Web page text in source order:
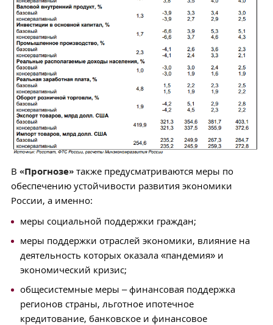
В «Прогнозе» также предусматриваются меры по
обеспечению устойчивости развития экономики
России, а именно:
меры социальной поддержки граждан;
меры поддержки отраслей экономики, влияние на
деятельность которых оказала «пандемия» и
экономический кризис;
общесистемные меры – финансовая поддержка
регионов страны, льготное ипотечное
кредитование, банковское и финансовое